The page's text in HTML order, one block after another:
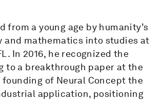
from a young age by humanity’s
and mathematics into studies at
In 2016, he recognized the
to a breakthrough paper at the
of Neural Concept the
application, positioning